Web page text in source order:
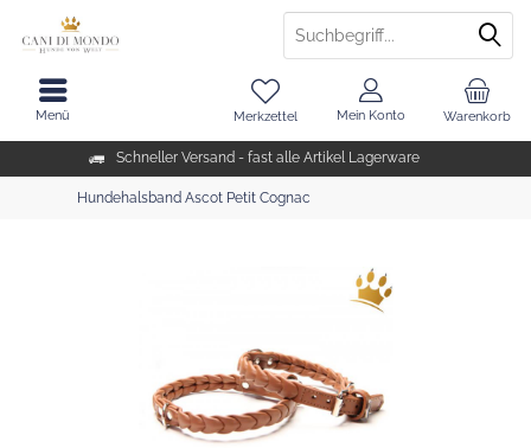
Schneller Versand - fast alle Artikel Lagerware
Warenkorb
Merkzettel Mein Konto
Menü
Hundehalsband Ascot Petit Cognac